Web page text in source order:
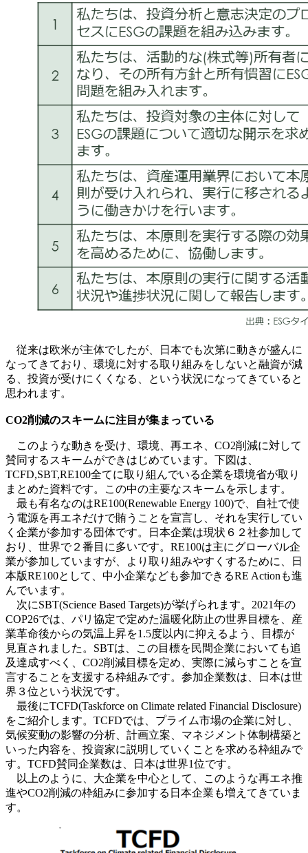
従来は欧米が主体でしたが、日本でも次第に動きが盛んに
なってきており、環境に対する取り組みをしないと融資が減
る、投資が受けにくくなる、という状況になってきていると
思われます。
CO2削減のスキームに注目が集まっている
このような動きを受け、環境、再エネ、CO2削減に対して
賛同するスキームができはじめています。下図は、
TCFD,SBT,RE100全てに取り組んでいる企業を環境省が取り
まとめた資料です。この中の主要なスキームを示します。
最も有名なのはRE100(Renewable Energy 100)で、自社で使
う電源を再エネだけで賄うことを宣言し、それを実行してい
く企業が参加する団体です。日本企業は現状６２社参加して
おり、世界で２番目に多いです。RE100は主にグローバル企
業が参加していますが、より取り組みやすくするために、日
本版RE100として、中小企業なども参加できるRE Actionも進
んでいます。
次にSBT(Science Based Targets)が挙げられます。2021年の
COP26では、パリ協定で定めた温暖化防止の世界目標を、産
業革命後からの気温上昇を1.5度以内に抑えるよう、目標が
見直されました。SBTは、この目標を民間企業においても追
及達成すべく、CO2削減目標を定め、実際に減らすことを宣
言することを支援する枠組みです。参加企業数は、日本は世
界３位という状況です。
最後にTCFD(Taskforce on Climate related Financial Disclosure)
をご紹介します。TCFDでは、プライム市場の企業に対し、
気候変動の影響の分析、計画立案、マネジメント体制構築と
いった内容を、投資家に説明していくことを求める枠組みで
す。TCFD賛同企業数は、日本は世界1位です。
以上のように、大企業を中心として、このような再エネ推
進やCO2削減の枠組みに参加する日本企業も増えてきていま
す。